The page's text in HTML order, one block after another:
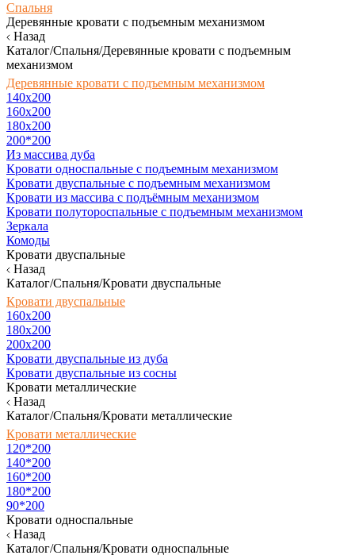
Спальня
Деревянные кровати с подъемным механизмом
Назад
Каталог/Спальня/Деревянные кровати с подъемным
механизмом
Деревянные кровати с подъемным механизмом
140x200
160х200
180х200
200*200
Из массива дуба
Кровати односпальные с подъемным механизмом
Кровати двуспальные с подъемным механизмом
Кровати из массива с подъёмным механизмом
Кровати полутороспальные с подъемным механизмом
Зеркала
Комоды
Кровати двуспальные
Назад
Каталог/Спальня/Кровати двуспальные
Кровати двуспальные
160х200
180x200
200x200
Кровати двуспальные из дуба
Кровати двуспальные из сосны
Кровати металлические
Назад
Каталог/Спальня/Кровати металлические
Кровати металлические
120*200
140*200
160*200
180*200
90*200
Кровати односпальные
Назад
Каталог/Спальня/Кровати односпальные